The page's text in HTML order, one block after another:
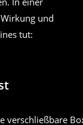
und
tut: